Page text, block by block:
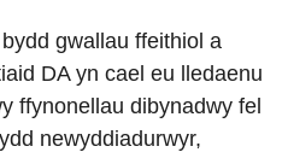
gwallau ffeithiol a
DA yn cael eu lledaenu
ffynonellau dibynadwy fel
newyddiadurwyr,